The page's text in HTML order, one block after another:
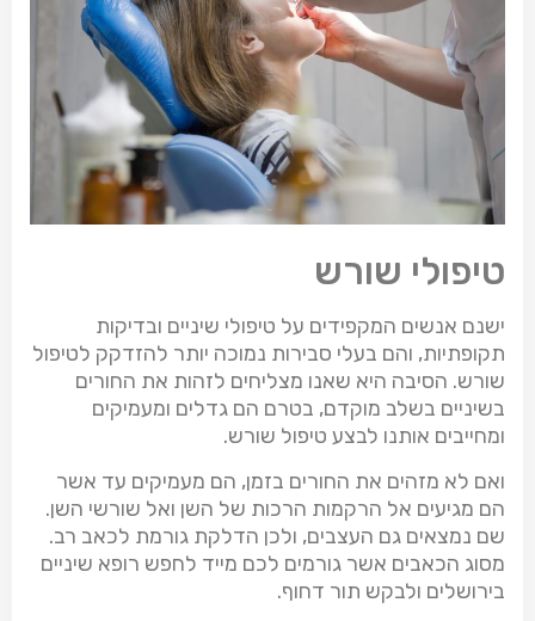
טיפולי שורש
ישנם אנשים המקפידים על טיפולי שיניים ובדיקות
תקופתיות, והם בעלי סבירות נמוכה יותר להזדקק לטיפול
שורש. הסיבה היא שאנו מצליחים לזהות את החורים
בשיניים בשלב מוקדם, בטרם הם גדלים ומעמיקים
ומחייבים אותנו לבצע טיפול שורש.
ואם לא מזהים את החורים בזמן, הם מעמיקים עד אשר
הם מגיעים אל הרקמות הרכות של השן ואל שורשי השן.
שם נמצאים גם העצבים, ולכן הדלקת גורמת לכאב רב.
מסוג הכאבים אשר גורמים לכם מייד לחפש רופא שיניים
בירושלים ולבקש תור דחוף.